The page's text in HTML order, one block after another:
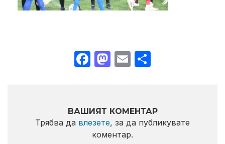
Facebook
Mastodon
Email
ВАШИЯТ КОМЕНТАР
Трябва да влезете, за да публикувате
коментар.